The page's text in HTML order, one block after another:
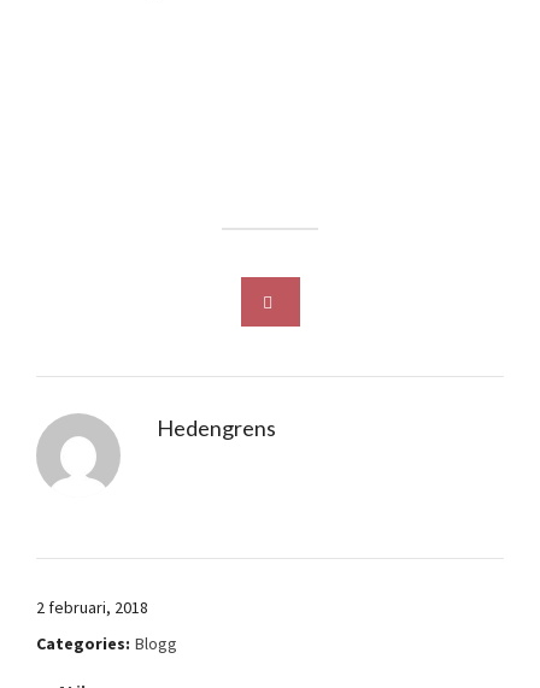
Hedengrens
2 februari, 2018
Categories: Blogg